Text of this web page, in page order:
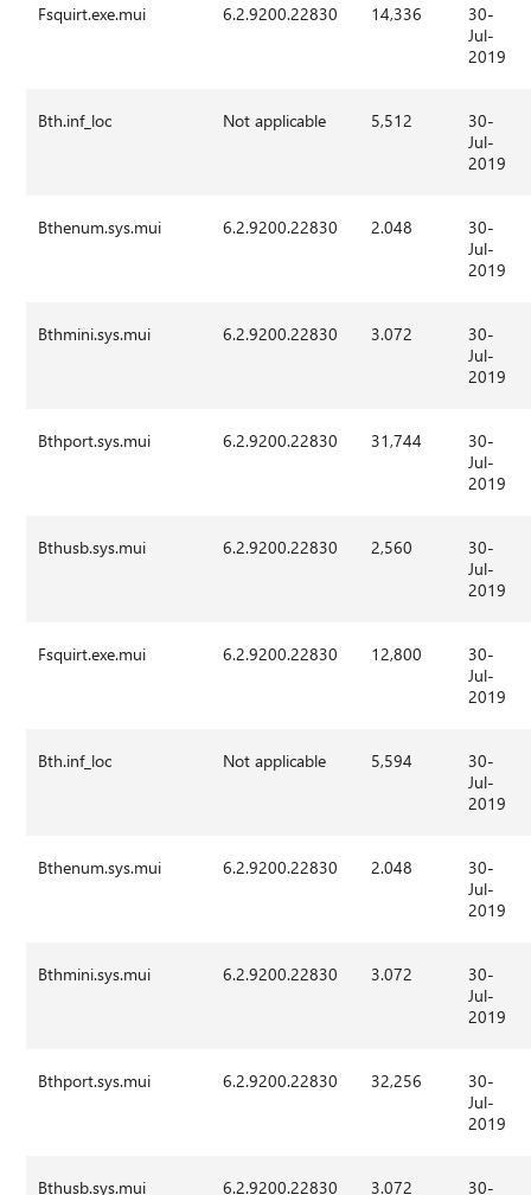
Fsquirt.exe.mui 6.2.9200.22830 14,336
30-
Jul-
2019
Bth.inf_loc Not applicable 5,512
30-
Jul-
2019
Bthenum.sys.mui 6.2.9200.22830 2.048
30-
Jul-
2019
Bthmini.sys.mui 6.2.9200.22830 3.072
30-
Jul-
2019
Bthport.sys.mui 6.2.9200.22830 31,744
30-
Jul-
2019
Bthusb.sys.mui 6.2.9200.22830 2,560
30-
Jul-
2019
Fsquirt.exe.mui 6.2.9200.22830 12,800
30-
Jul-
2019
Bth.inf_loc Not applicable 5,594
30-
Jul-
2019
Bthenum.sys.mui 6.2.9200.22830 2.048
30-
Jul-
2019
Bthmini.sys.mui 6.2.9200.22830 3.072
30-
Jul-
2019
Bthport.sys.mui 6.2.9200.22830 32,256
30-
Jul-
2019
Bthusb.sys.mui 6.2.9200.22830 3.072
30-